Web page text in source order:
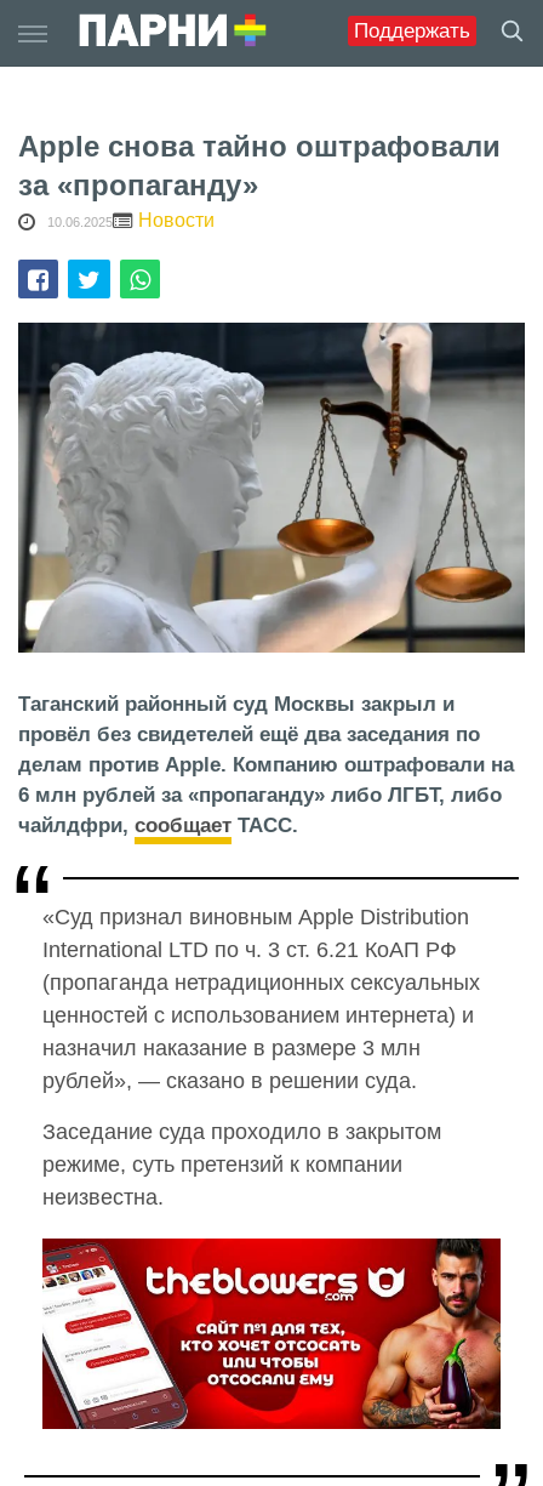
Поддержать
to
content
Apple снова тайно оштрафовали
за «пропаганду»
10.06.2025 Новости
Таганский районный суд Москвы закрыл и
провёл без свидетелей ещё два заседания по
делам против Apple. Компанию оштрафовали на
6 млн рублей за «пропаганду» либо ЛГБТ, либо
чайлдфри, сообщает ТАСС.
«Суд признал виновным Apple Distribution
International LTD по ч. 3 ст. 6.21 КоАП РФ
(пропаганда нетрадиционных сексуальных
ценностей с использованием интернета) и
назначил наказание в размере 3 млн
рублей», — сказано в решении суда.
Заседание суда проходило в закрытом
режиме, суть претензий к компании
неизвестна.